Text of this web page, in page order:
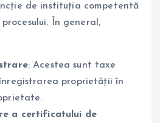
de instituția competentă
În general,
: Acestea sunt taxe
proprietății în
a certificatului de